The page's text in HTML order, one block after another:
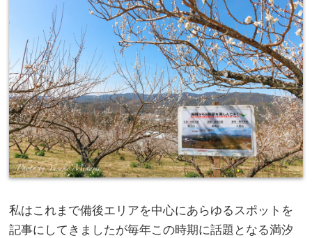
私はこれまで備後エリアを中心にあらゆるスポットを
記事にしてきましたが毎年この時期に話題となる満汐